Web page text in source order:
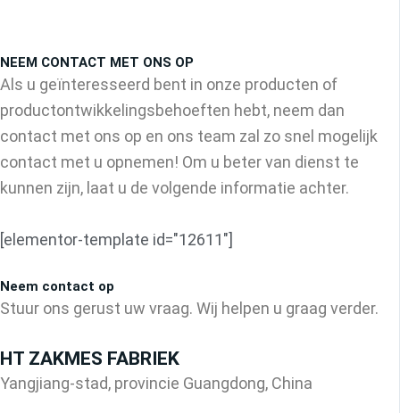
NEEM CONTACT MET ONS OP
Als u geïnteresseerd bent in onze producten of
productontwikkelingsbehoeften hebt, neem dan
contact met ons op en ons team zal zo snel mogelijk
contact met u opnemen! Om u beter van dienst te
kunnen zijn, laat u de volgende informatie achter.
[elementor-template id="12611"]
Neem contact op
Stuur ons gerust uw vraag. Wij helpen u graag verder.
HT ZAKMES FABRIEK
Yangjiang-stad, provincie Guangdong, China